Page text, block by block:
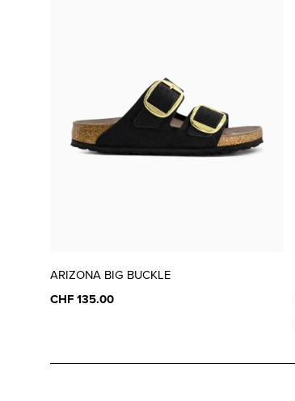
ARIZONA BIG BUCKLE
CHF 135.00